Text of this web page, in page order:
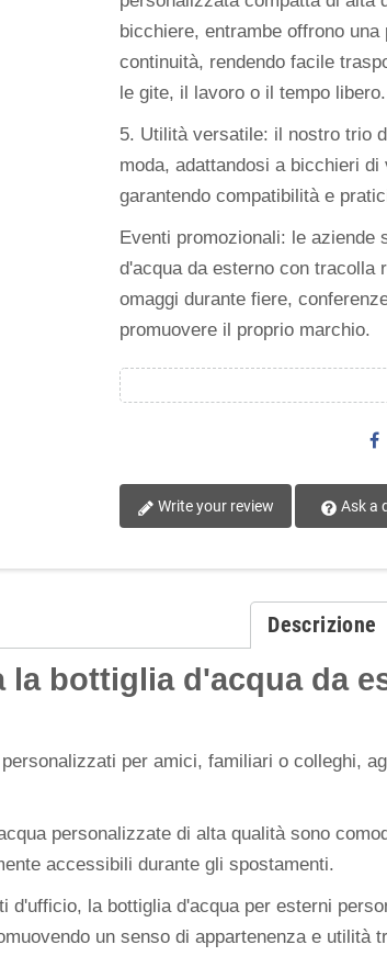
bicchiere, entrambe offrono
continuità, rendendo facile
le gite, il lavoro o il tempo libero.
5. Utilità versatile: il nostro trio
moda, adattandosi a bicchieri
garantendo compatibilità e
Eventi promozionali: le aziende
d'acqua da esterno con tracolla
omaggi durante fiere,
promuovere il proprio marchio.
Write your review Ask a
Descrizione
la bottiglia d'acqua da
per amici, familiari o colleghi,
personalizzate di alta qualità sono
accessibili durante gli spostamenti.
d'ufficio, la bottiglia d'acqua per esterni
un senso di appartenenza e utilità